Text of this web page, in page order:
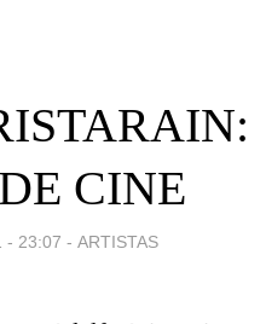
CINE
- 23:07 - ARTISTAS